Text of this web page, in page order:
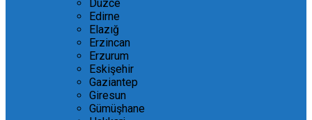
Düzce
Edirne
Elazığ
Erzincan
Erzurum
Eskişehir
Gaziantep
Giresun
Gümüşhane